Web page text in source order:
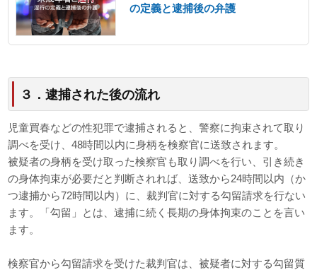
の定義と逮捕後の弁護
３．逮捕された後の流れ
児童買春などの性犯罪で逮捕されると、警察に拘束されて取り
調べを受け、48時間以内に身柄を検察官に送致されます。
被疑者の身柄を受け取った検察官も取り調べを行い、引き続き
の身体拘束が必要だと判断されれば、送致から24時間以内（か
つ逮捕から72時間以内）に、裁判官に対する勾留請求を行ない
ます。「勾留」とは、逮捕に続く長期の身体拘束のことを言い
ます。
検察官から勾留請求を受けた裁判官は、被疑者に対する勾留質